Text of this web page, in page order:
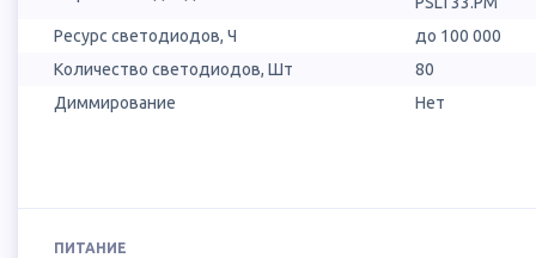
Ресурс светодиодов, Ч
до 100 000
Количество светодиодов, Шт
80
Диммирование
Нет
ПИТАНИЕ